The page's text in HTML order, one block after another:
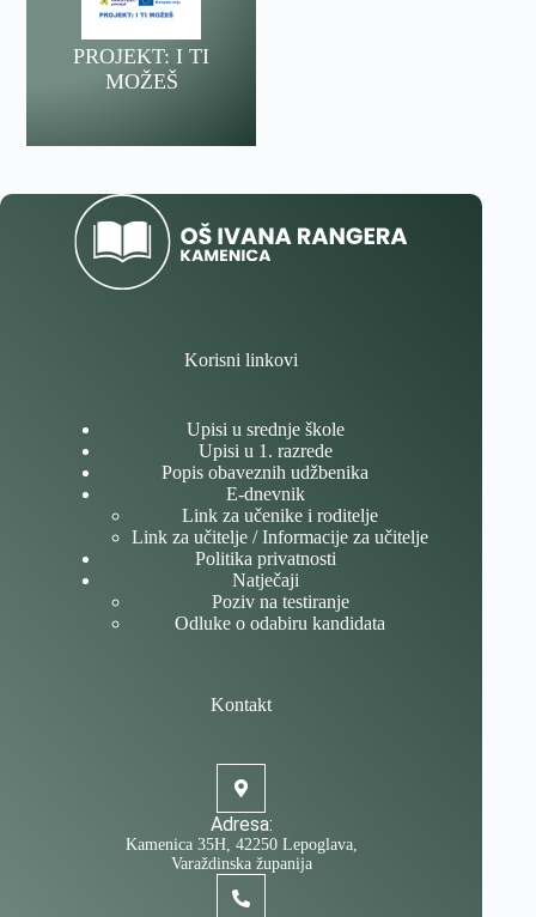
PROJEKT: I TI
MOŽEŠ
Korisni linkovi
Upisi u srednje škole
Upisi u 1. razrede
Popis obaveznih udžbenika
E-dnevnik
Link za učenike i roditelje
Link za učitelje / Informacije za učitelje
Politika privatnosti
Natječaji
Poziv na testiranje
Odluke o odabiru kandidata
Kontakt
Adresa:
Kamenica 35H, 42250 Lepoglava,
Varaždinska županija